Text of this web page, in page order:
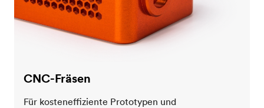
CNC-Fräsen
Für kosteneffiziente Prototypen und